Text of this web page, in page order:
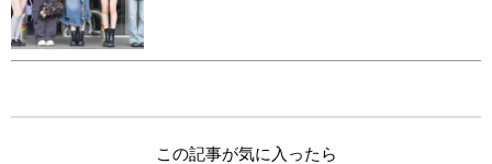
この記事が気に入ったら